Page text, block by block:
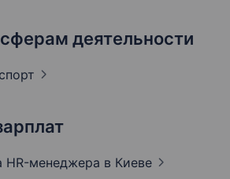
деятельности
спорт
HR-менеджера в Киеве